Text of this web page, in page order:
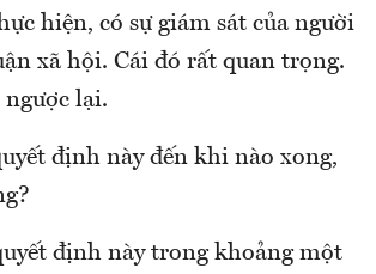
hiện, có sự giám sát của người
xã hội. Cái đó rất quan trọng.
ngược lại.
định này đến khi nào xong,
định này trong khoảng một